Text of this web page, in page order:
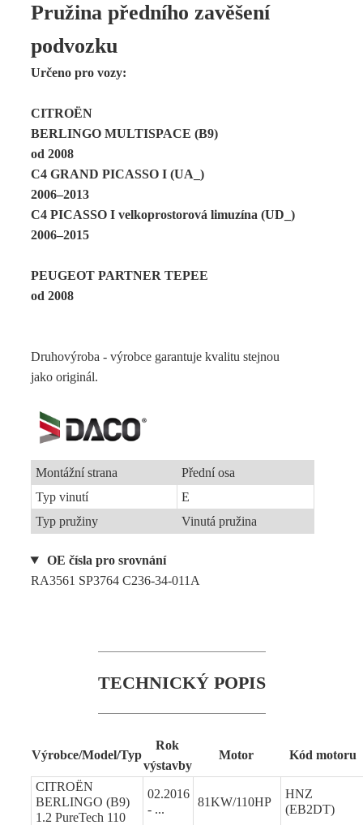
Pružina předního zavěšení
podvozku
Určeno pro vozy:
CITROËN
BERLINGO MULTISPACE (B9)
od 2008
C4 GRAND PICASSO I (UA_)
2006–2013
C4 PICASSO I velkoprostorová limuzína (UD_)
2006–2015
PEUGEOT PARTNER TEPEE
od 2008
Druhovýroba - výrobce garantuje kvalitu stejnou
jako originál.
Montážní strana
Přední osa
Typ vinutí
E
Typ pružiny
Vinutá pružina
OE čísla pro srovnání
RA3561 SP3764 C236-34-011A
TECHNICKÝ POPIS
Výrobce/Model/Typ
Rok
výstavby
Motor Kód motoru
CITROËN
BERLINGO (B9)
1.2 PureTech 110
02.2016
- ...
81KW/110HP
HNZ
(EB2DT)